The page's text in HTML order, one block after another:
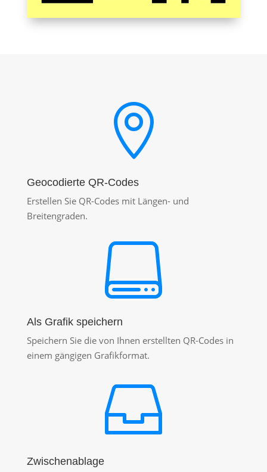

Geocodierte QR-Codes
Erstellen Sie QR-Codes mit Längen- und
Breitengraden.

Als Grafik speichern
Speichern Sie die von Ihnen erstellten QR-Codes in
einem gängigen Grafikformat.

Zwischenablage